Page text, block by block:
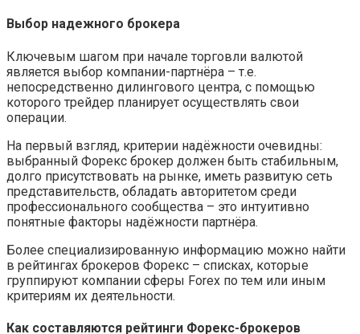
Выбор надежного брокера
Ключевым шагом при начале торговли валютой
является выбор компании-партнёра – т.е.
непосредственно дилингового центра, с помощью
которого трейдер планирует осуществлять свои
операции.
На первый взгляд, критерии надёжности очевидны:
выбранный Форекс брокер должен быть стабильным,
долго присутствовать на рынке, иметь развитую сеть
представительств, обладать авторитетом среди
профессионального сообщества – это интуитивно
понятные факторы надёжности партнёра.
Более специализированную информацию можно найти
в рейтингах брокеров Форекс – списках, которые
группируют компании сферы Forex по тем или иным
критериям их деятельности.
Как составляются рейтинги Форекс-брокеров